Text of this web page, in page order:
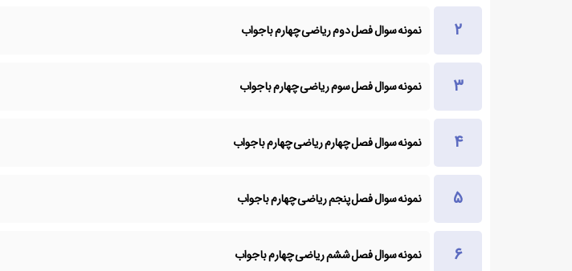
نمونه سوال فصل دوم ریاضی چهارم با جواب
نمونه سوال فصل سوم ریاضی چهارم با جواب
نمونه سوال فصل چهارم ریاضی چهارم با جواب
نمونه سوال فصل پنجم ریاضی چهارم با جواب
نمونه سوال فصل ششم ریاضی چهارم با جواب